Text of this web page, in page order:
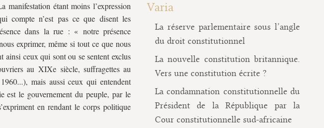
étant moins l’expression
compte n’est pas ce que disent les
dans la rue : « notre présence
exprimer, même si tout ce que nous
ainsi ceux qui sont ou se sentent exclus
au XIXe siècle, suffragettes au
mais aussi ceux qui entendent
est le gouvernement du peuple, par le
en rendant le corps politique
Varia
La réserve parlementaire sous l’angle
du droit constitutionnel
La nouvelle constitution britannique.
Vers une constitution écrite ?
La condamnation constitutionnelle du
Président de la République par la
Cour constitutionnelle sud-africaine